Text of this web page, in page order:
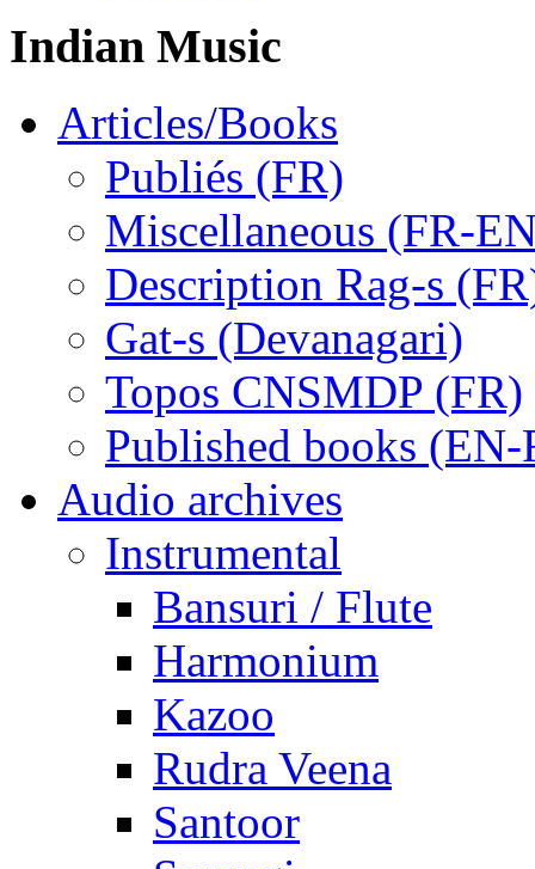
Indian Music
Articles/Books
Publiés (FR)
Miscellaneous (FR-
Description Rag-s
Gat-s (Devanagari)
Topos CNSMDP (FR)
Published books (EN-
Audio archives
Instrumental
Bansuri / Flute
Harmonium
Kazoo
Rudra Veena
Santoor